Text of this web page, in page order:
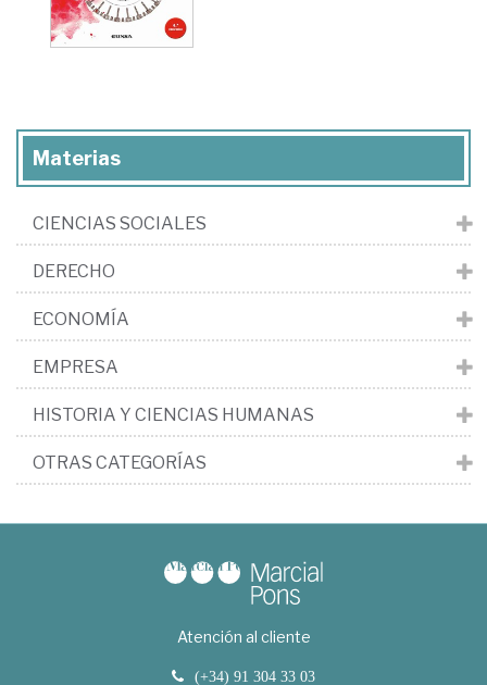
Materias
CIENCIAS SOCIALES
DERECHO
ECONOMÍA
EMPRESA
HISTORIA Y CIENCIAS HUMANAS
OTRAS CATEGORÍAS
Atención al cliente
(+34) 91 304 33 03